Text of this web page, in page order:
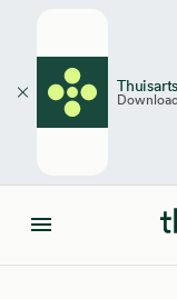
Thuisarts
Sluiten
Menu